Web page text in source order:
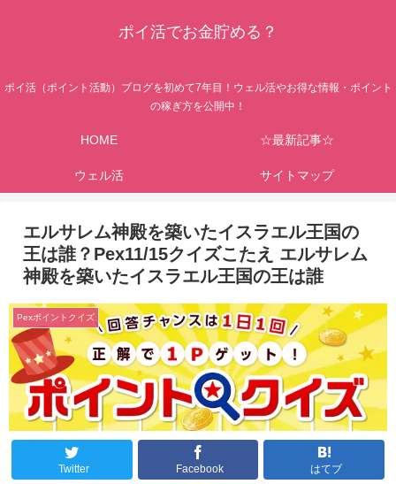
ポイ活でお金貯める？
ポイ活（ポイント活動）ブログを初めて7年目！ウェル活やお得な情報・ポイント
の稼ぎ方を公開中！
HOME ☆最新記事☆
ウェル活 サイトマップ
エルサレム神殿を築いたイスラエル王国の
王は誰？Pex11/15クイズこたえ エルサレム
神殿を築いたイスラエル王国の王は誰
Pexポイントクイズ
Twitter Facebook はてブ